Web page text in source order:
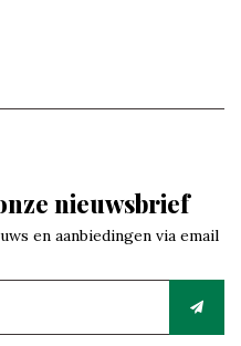
nieuwsbrief
en aanbiedingen via email